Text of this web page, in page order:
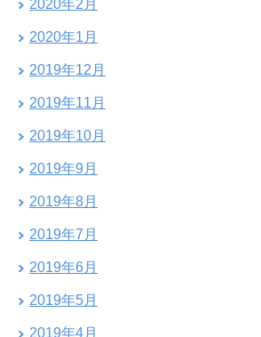
2020年2月
2020年1月
2019年12月
2019年11月
2019年10月
2019年9月
2019年8月
2019年7月
2019年6月
2019年5月
2019年4月